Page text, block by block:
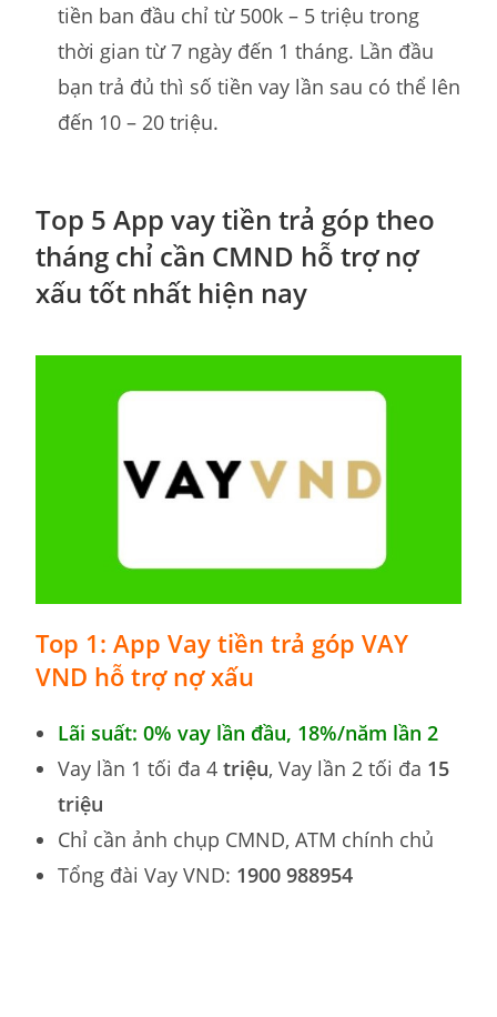
tiền ban đầu chỉ từ 500k – 5 triệu trong
thời gian từ 7 ngày đến 1 tháng. Lần đầu
bạn trả đủ thì số tiền vay lần sau có thể lên
đến 10 – 20 triệu.
Top 5 App vay tiền trả góp theo
tháng chỉ cần CMND hỗ trợ nợ
xấu tốt nhất hiện nay
Top 1: App Vay tiền trả góp VAY
VND hỗ trợ nợ xấu
Lãi suất: 0% vay lần đầu, 18%/năm lần 2
Vay lần 1 tối đa 4 triệu, Vay lần 2 tối đa 15
triệu
Chỉ cần ảnh chụp CMND, ATM chính chủ
Tổng đài Vay VND: 1900 988954